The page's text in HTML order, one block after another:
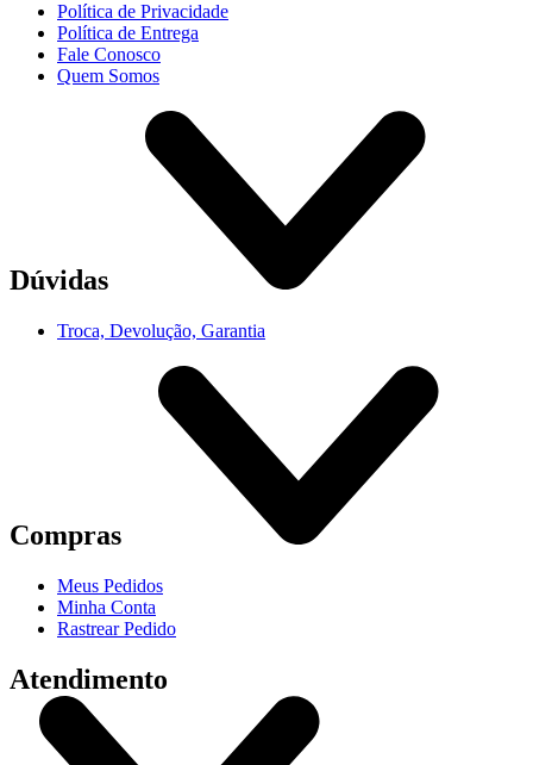
Política de Privacidade
Política de Entrega
Fale Conosco
Quem Somos
Dúvidas
Troca, Devolução, Garantia
Compras
Meus Pedidos
Minha Conta
Rastrear Pedido
Atendimento